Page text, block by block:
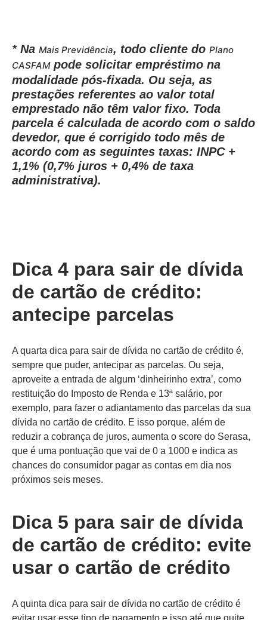
* Na Mais Previdência, todo cliente do Plano
CASFAMpode solicitar empréstimo na
modalidade pós-fixada. Ou seja, as
prestações referentes ao valor total
emprestado não têm valor fixo. Toda
parcela é calculada de acordo com o saldo
devedor, que é corrigido todo mês de
acordo com as seguintes taxas: INPC +
1,1% (0,7% juros + 0,4% de taxa
administrativa).
Dica 4 para sair de dívida
de cartão de crédito:
antecipe parcelas
A quarta dica para sair de dívida no cartão de crédito é,
sempre que puder, antecipar as parcelas. Ou seja,
aproveite a entrada de algum ‘dinheirinho extra’, como
restituição do Imposto de Renda e 13ª salário, por
exemplo, para fazer o adiantamento das parcelas da sua
dívida no cartão de crédito. E isso porque, além de
reduzir a cobrança de juros, aumenta o score do Serasa,
que é uma pontuação que vai de 0 a 1000 e indica as
chances do consumidor pagar as contas em dia nos
próximos seis meses.
Dica 5 para sair de dívida
de cartão de crédito: evite
usar o cartão de crédito
A quinta dica para sair de dívida no cartão de crédito é
evitar usar esse tipo de pagamento e isso até que quite